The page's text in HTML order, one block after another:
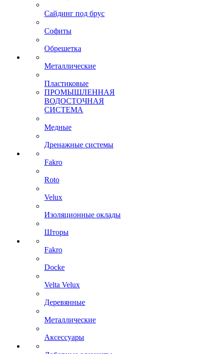
Сайдинг под брус
Софиты
Обрешетка
Металлические
Пластиковые
ПРОМЫШЛЕННАЯ
ВОДОСТОЧНАЯ
СИСТЕМА
Медные
Дренажные системы
Fakro
Roto
Velux
Изоляционные оклады
Шторы
Fakro
Docke
Velta Velux
Деревянные
Металлические
Аксессуары